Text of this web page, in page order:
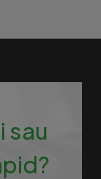
sau